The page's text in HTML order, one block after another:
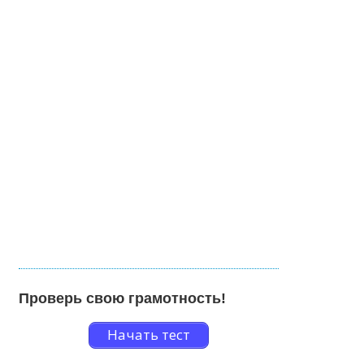
Проверь свою грамотность!
Начать тест